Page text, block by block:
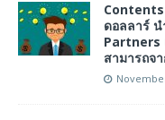
ดอลลาร์
Partners
สามารถจ